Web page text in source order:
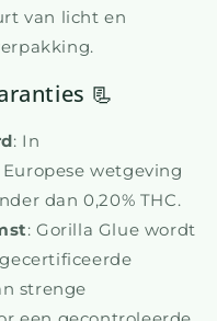
van licht en
📃
: In
wetgeving
dan 0,20% THC.
: Gorilla Glue wordt
strenge